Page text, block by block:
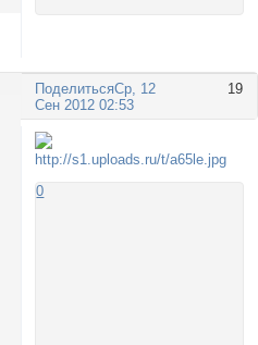
Поделиться 19
Ср, 12
Сен 2012 02:53
0